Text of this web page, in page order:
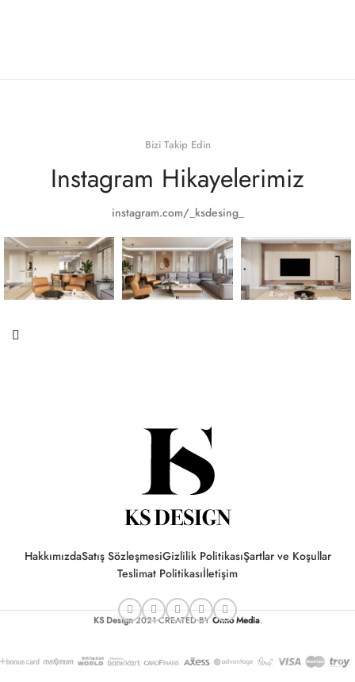
Bizi Takip Edin
Instagram Hikayelerimiz
instagram.com/_ksdesing_
HakkımızdaSatış SözleşmesiGizlilik PolitikasıŞartlar ve Koşullar
Teslimat Politikasıİletişim
KS Design2021 CREATED BYOnno Media.